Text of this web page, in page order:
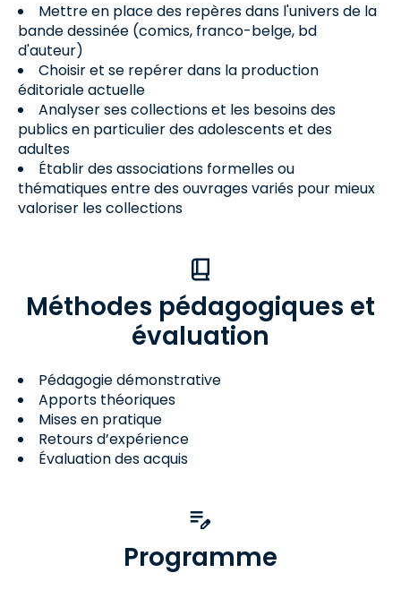
Mettre en place des repères dans l'univers de la
bande dessinée (comics, franco-belge, bd
d'auteur)
Choisir et se repérer dans la production
éditoriale actuelle
Analyser ses collections et les besoins des
publics en particulier des adolescents et des
adultes
Établir des associations formelles ou
thématiques entre des ouvrages variés pour mieux
valoriser les collections
Méthodes pédagogiques et
évaluation
Pédagogie démonstrative
Apports théoriques
Mises en pratique
Retours d’expérience
Évaluation des acquis
Programme